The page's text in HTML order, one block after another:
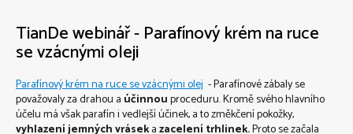
TianDe webinář - Parafínový krém na ruce
se vzácnými oleji
Parafínový krém na ruce se vzácnými olej - Parafínové zábaly se
považovaly za drahou a účinnouproceduru. Kromě svého hlavního
účelu má však parafín i vedlejší účinek, a to změkčení pokožky,
vyhlazení jemných vrásekazacelení trhlinek.Proto se začala